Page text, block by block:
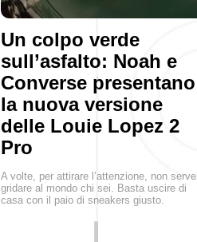
Un colpo verde
sull’asfalto: Noah e
Converse presentano
la nuova versione
delle Louie Lopez 2
Pro
A volte, per attirare l’attenzione, non serve
gridare al mondo chi sei. Basta uscire di
casa con il paio di sneakers giusto.